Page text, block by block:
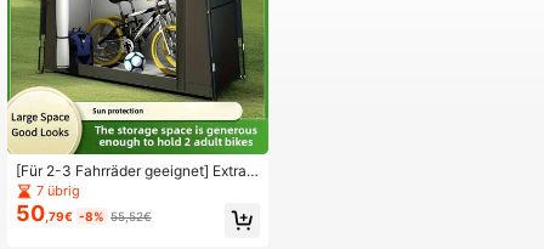
[Für 2-3 Fahrräder geeignet] Extrag
roßes Fahrradschutzunterstand für
Outdoor - UV-Schutz, für 2-2 Fahrr
äder, tragbar & faltbar für Garage/G
7 übrig
50 ,79€ -8% 55,52€